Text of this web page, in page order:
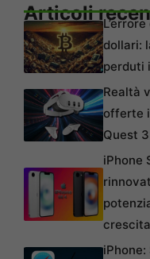
Articoli
dollari:
perduti
Realtà
offerte
Quest
iPhone
iPhone: